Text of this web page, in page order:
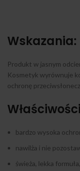
Wskazania:
Produkt w jasnym
Kosmetyk wyrównuje
ochronę
bardzo wysoka
nawilża i nie
świeża, lekka